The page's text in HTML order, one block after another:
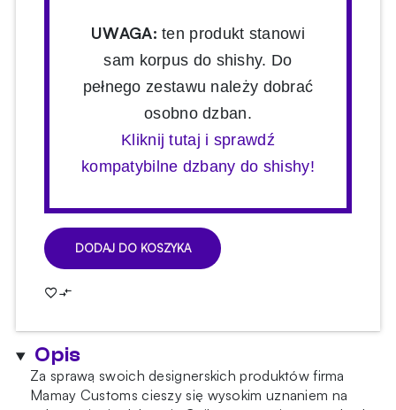
UWAGA: ten produkt stanowi
sam korpus do shishy. Do
pełnego zestawu należy dobrać
osobno dzban.
Kliknij tutaj i sprawdź
kompatybilne dzbany do shishy!
ilość
Mamay
Mini
Base
Black-
Blue
DODAJ DO KOSZYKA
Opis
Za sprawą swoich designerskich produktów firma
Mamay Customs cieszy się wysokim uznaniem na